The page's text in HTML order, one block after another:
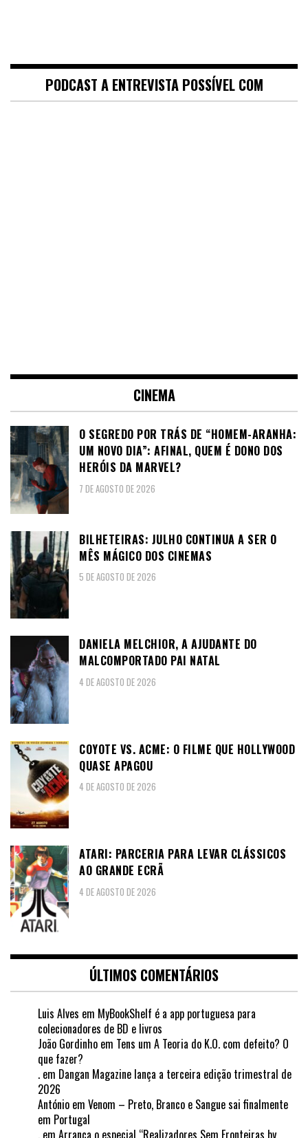
PODCAST A ENTREVISTA POSSÍVEL COM
CINEMA
O SEGREDO POR TRÁS DE “HOMEM-ARANHA:
UM NOVO DIA”: AFINAL, QUEM É DONO DOS
HERÓIS DA MARVEL?
7 DE AGOSTO DE 2026
BILHETEIRAS: JULHO CONTINUA A SER O
MÊS MÁGICO DOS CINEMAS
5 DE AGOSTO DE 2026
DANIELA MELCHIOR, A AJUDANTE DO
MALCOMPORTADO PAI NATAL
4 DE AGOSTO DE 2026
COYOTE VS. ACME: O FILME QUE HOLLYWOOD
QUASE APAGOU
4 DE AGOSTO DE 2026
ATARI: PARCERIA PARA LEVAR CLÁSSICOS
AO GRANDE ECRÃ
4 DE AGOSTO DE 2026
ÚLTIMOS COMENTÁRIOS
Luis Alves em MyBookShelf é a app portuguesa para
colecionadores de BD e livros
João Gordinho em Tens um A Teoria do K.O. com defeito? O
que fazer?
. em Dangan Magazine lança a terceira edição trimestral de
2026
António em Venom – Preto, Branco e Sangue sai finalmente
em Portugal
. em Arranca o especial “Realizadores Sem Fronteiras by